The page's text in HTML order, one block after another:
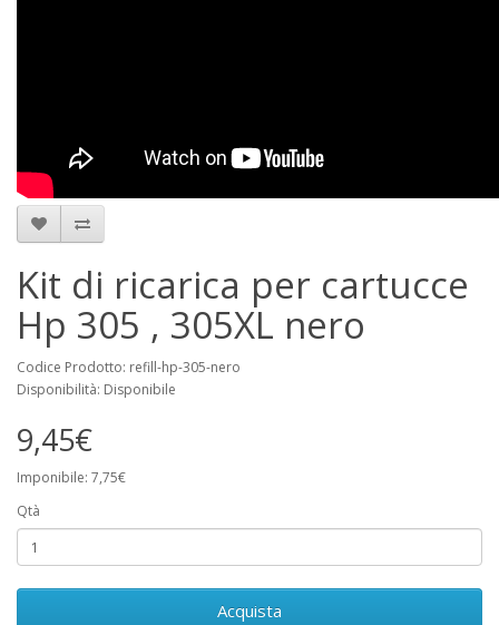
Kit di ricarica per cartucce
Hp 305 , 305XL nero
Codice Prodotto: refill-hp-305-nero
Disponibilità: Disponibile
9,45€
Imponibile: 7,75€
Qtà
Acquista